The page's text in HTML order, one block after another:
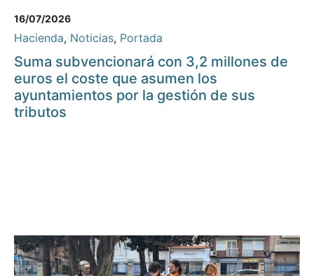
16/07/2026
Hacienda, Noticias, Portada
Suma subvencionará con 3,2 millones de
euros el coste que asumen los
ayuntamientos por la gestión de sus
tributos